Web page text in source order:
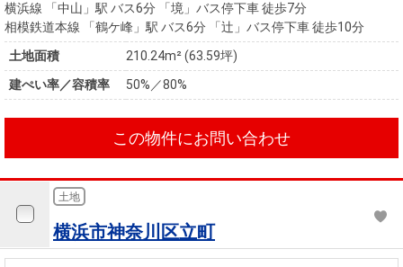
横浜線 「中山」駅 バス6分 「境」バス停下車 徒歩7分
相模鉄道本線 「鶴ケ峰」駅 バス6分 「辻」バス停下車 徒歩10分
土地面積
210.24m² (63.59坪)
建ぺい率／容積率
50%／80%
この物件にお問い合わせ
土地
横浜市神奈川区立町